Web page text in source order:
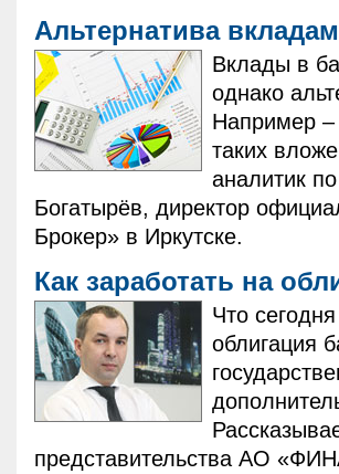
Альтернатива
​​​​​​​Вклады в
однако
Например –
таких
аналитик
Богатырёв, директор
Брокер» в Иркутске.
Как заработать на
Что
облигация
представительства АО